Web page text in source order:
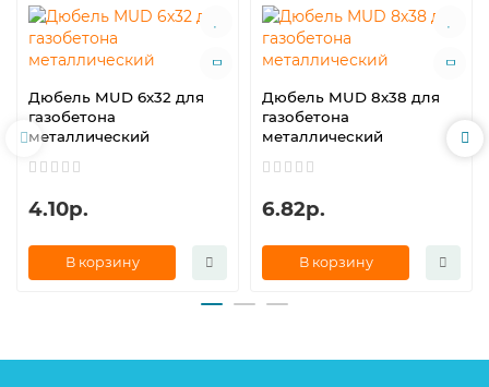
Дюбель MUD 6х32 для
газобетона
металлический
4.10р.
В корзину
Дюбель MUD 8х38 для
газобетона
металлический
6.82р.
В корзину